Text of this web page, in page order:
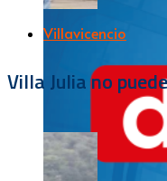
Villavicencio
Villa Julia no